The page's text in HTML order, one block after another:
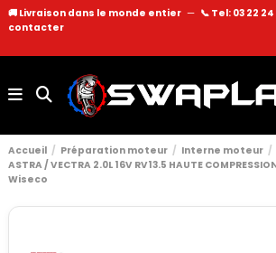
🚚 Livraison dans le monde entier — 📞 Tel: 03 22 24
contacter
Accueil Préparation moteur Interne moteur
ASTRA / VECTRA 2.0L 16V RV13.5 HAUTE
Wiseco